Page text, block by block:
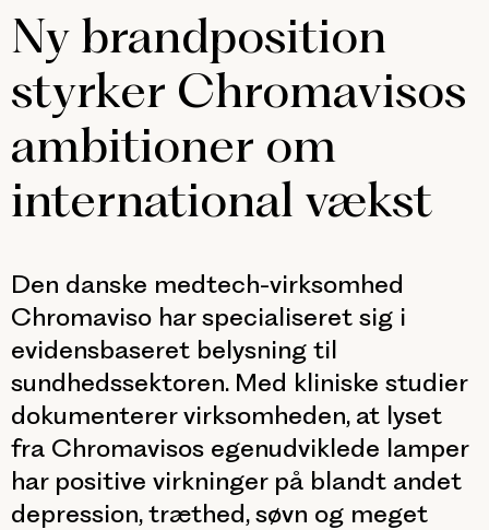
Ny brandposition
styrker Chromavisos
ambitioner om
international vækst
Den danske medtech-virksomhed
Chromaviso har specialiseret sig i
evidensbaseret belysning til
sundhedssektoren. Med kliniske studier
dokumenterer virksomheden, at lyset
fra Chromavisos egenudviklede lamper
har positive virkninger på blandt andet
depression, træthed, søvn og meget